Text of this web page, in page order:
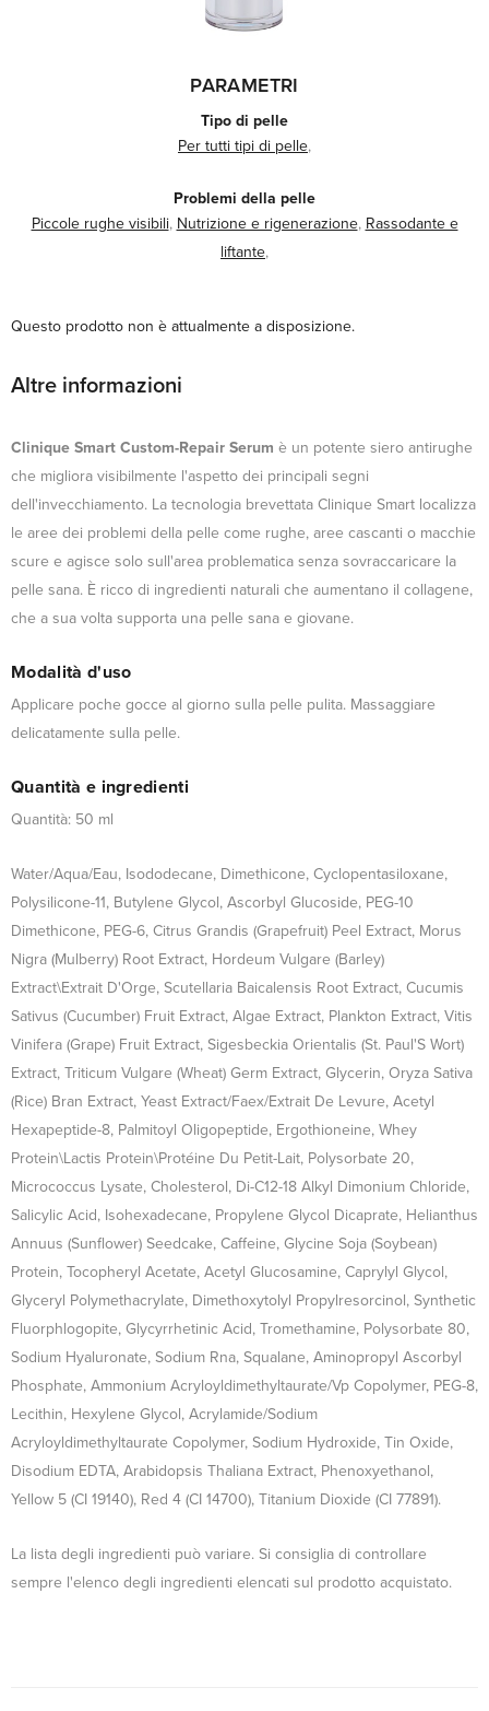
PARAMETRI
Tipo di pelle
Per tutti tipi di pelle,
Problemi della pelle
Piccole rughe visibili, Nutrizione e rigenerazione, Rassodante e
liftante,
Questo prodotto non è attualmente a disposizione.
Altre informazioni
Clinique Smart Custom-Repair Serum è un potente siero antirughe
che migliora visibilmente l'aspetto dei principali segni
dell'invecchiamento. La tecnologia brevettata Clinique Smart localizza
le aree dei problemi della pelle come rughe, aree cascanti o macchie
scure e agisce solo sull'area problematica senza sovraccaricare la
pelle sana. È ricco di ingredienti naturali che aumentano il collagene,
che a sua volta supporta una pelle sana e giovane.
Modalità d'uso
Applicare poche gocce al giorno sulla pelle pulita. Massaggiare
delicatamente sulla pelle.
Quantità e ingredienti
Quantità: 50 ml
Water/Aqua/Eau, Isododecane, Dimethicone, Cyclopentasiloxane,
Polysilicone-11, Butylene Glycol, Ascorbyl Glucoside, PEG-10
Dimethicone, PEG-6, Citrus Grandis (Grapefruit) Peel Extract, Morus
Nigra (Mulberry) Root Extract, Hordeum Vulgare (Barley)
Extract\Extrait D'Orge, Scutellaria Baicalensis Root Extract, Cucumis
Sativus (Cucumber) Fruit Extract, Algae Extract, Plankton Extract, Vitis
Vinifera (Grape) Fruit Extract, Sigesbeckia Orientalis (St. Paul'S Wort)
Extract, Triticum Vulgare (Wheat) Germ Extract, Glycerin, Oryza Sativa
(Rice) Bran Extract, Yeast Extract/Faex/Extrait De Levure, Acetyl
Hexapeptide-8, Palmitoyl Oligopeptide, Ergothioneine, Whey
Protein\Lactis Protein\Protéine Du Petit-Lait, Polysorbate 20,
Micrococcus Lysate, Cholesterol, Di-C12-18 Alkyl Dimonium Chloride,
Salicylic Acid, Isohexadecane, Propylene Glycol Dicaprate, Helianthus
Annuus (Sunflower) Seedcake, Caffeine, Glycine Soja (Soybean)
Protein, Tocopheryl Acetate, Acetyl Glucosamine, Caprylyl Glycol,
Glyceryl Polymethacrylate, Dimethoxytolyl Propylresorcinol, Synthetic
Fluorphlogopite, Glycyrrhetinic Acid, Tromethamine, Polysorbate 80,
Sodium Hyaluronate, Sodium Rna, Squalane, Aminopropyl Ascorbyl
Phosphate, Ammonium Acryloyldimethyltaurate/Vp Copolymer, PEG-8,
Lecithin, Hexylene Glycol, Acrylamide/Sodium
Acryloyldimethyltaurate Copolymer, Sodium Hydroxide, Tin Oxide,
Disodium EDTA, Arabidopsis Thaliana Extract, Phenoxyethanol,
Yellow 5 (CI 19140), Red 4 (CI 14700), Titanium Dioxide (CI 77891).
La lista degli ingredienti può variare. Si consiglia di controllare
sempre l'elenco degli ingredienti elencati sul prodotto acquistato.